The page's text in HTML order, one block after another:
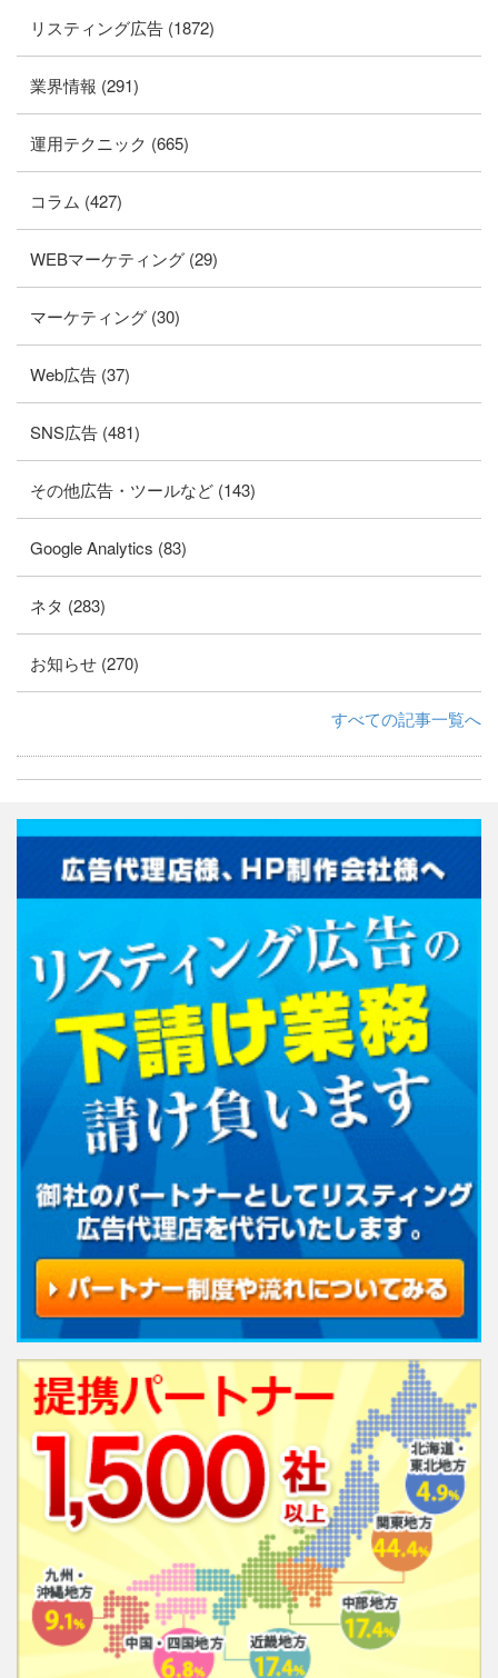
リスティング広告 (1872)
業界情報 (291)
運用テクニック (665)
コラム (427)
WEBマーケティング (29)
マーケティング (30)
Web広告 (37)
SNS広告 (481)
その他広告・ツールなど (143)
Google Analytics (83)
ネタ (283)
お知らせ (270)
すべての記事一覧へ